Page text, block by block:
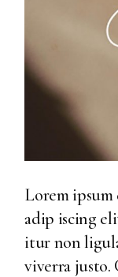
Lorem
adip iscing
itur non
viverra justo.